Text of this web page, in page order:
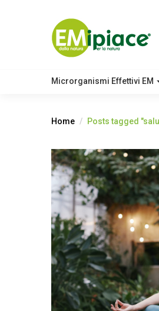
Microrganismi Effettivi EM
Home Posts tagged